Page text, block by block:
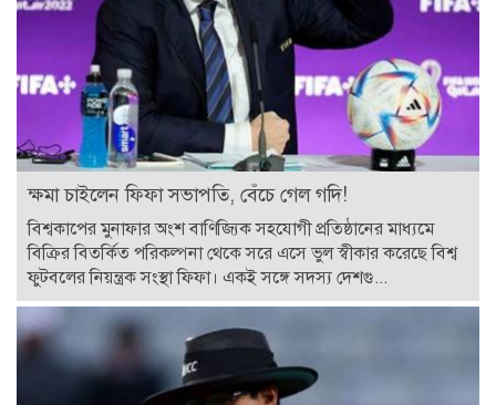
ক্ষমা চাইলেন ফিফা সভাপতি, বেঁচে গেল গদি!
বিশ্বকাপের মুনাফার অংশ বাণিজ্যিক সহযোগী প্রতিষ্ঠানের মাধ্যমে
বিক্রির বিতর্কিত পরিকল্পনা থেকে সরে এসে ভুল স্বীকার করেছে বিশ্ব
ফুটবলের নিয়ন্ত্রক সংস্থা ফিফা। একই সঙ্গে সদস্য দেশগু...